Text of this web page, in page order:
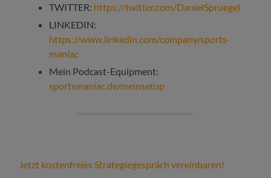
TWITTER: https://twitter.com/DanielSpruegel
LINKEDIN:
https://www.linkedin.com/company/sports-
maniac
Mein Podcast-Equipment:
sportsmaniac.de/meinsetup
Jetzt kostenfreies Strategiegespräch vereinbaren!